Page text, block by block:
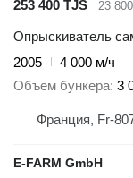
253 400 TJS
23
Опрыскиватель
2005
4 000 м/ч
Объем бункера 3
Франция, Fr-
E-FARM GmbH